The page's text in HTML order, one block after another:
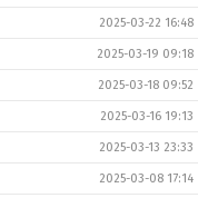
2025-03-22 16:48
2025-03-19 09:18
2025-03-18 09:52
2025-03-16 19:13
2025-03-13 23:33
2025-03-08 17:14